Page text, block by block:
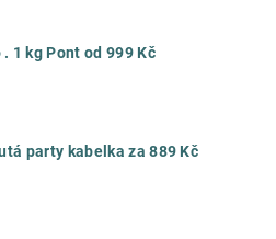
1 kg Pont od 999 Kč
party kabelka za 889 Kč